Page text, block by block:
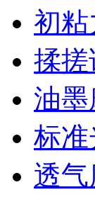
初粘
揉搓
油
标准
透